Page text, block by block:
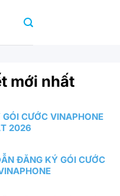
mới nhất
CƯỚC VINAPHONE
2026
ĐĂNG KÝ GÓI CƯỚC